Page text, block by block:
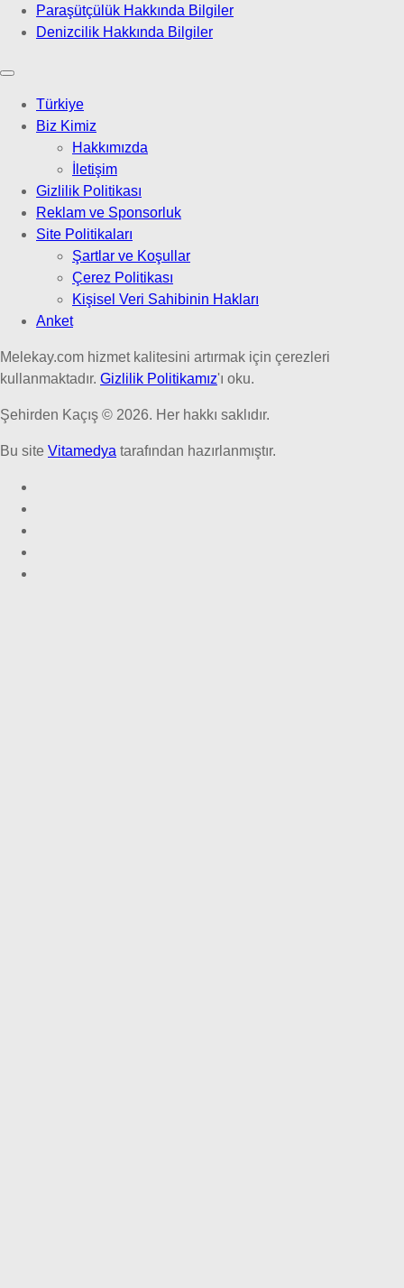
Paraşütçülük Hakkında Bilgiler
Denizcilik Hakkında Bilgiler
Türkiye
Biz Kimiz
Hakkımızda
İletişim
Gizlilik Politikası
Reklam ve Sponsorluk
Site Politikaları
Şartlar ve Koşullar
Çerez Politikası
Kişisel Veri Sahibinin Hakları
Anket
Melekay.com hizmet kalitesini artırmak için çerezleri
kullanmaktadır. Gizlilik Politikamız'ı oku.
Şehirden Kaçış © 2026. Her hakkı saklıdır.
Bu site Vitamedya tarafından hazırlanmıştır.